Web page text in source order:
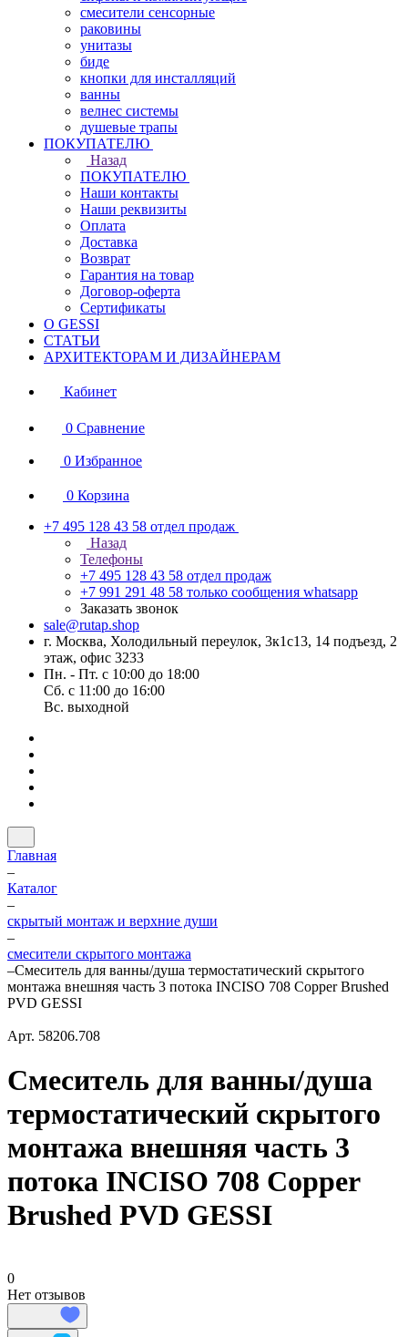
смесители сенсорные
раковины
унитазы
биде
кнопки для инсталляций
ванны
велнес системы
душевые трапы
ПОКУПАТЕЛЮ
Назад
ПОКУПАТЕЛЮ
Наши контакты
Наши реквизиты
Оплата
Доставка
Возврат
Гарантия на товар
Договор-оферта
Сертификаты
О GESSI
СТАТЬИ
АРХИТЕКТОРАМ И ДИЗАЙНЕРАМ
Кабинет
0 Сравнение
0 Избранное
0 Корзина
+7 495 128 43 58 отдел продаж
Назад
Телефоны
+7 495 128 43 58 отдел продаж
+7 991 291 48 58 только сообщения whatsapp
Заказать звонок
sale@rutap.shop
г. Москва, Холодильный переулок, 3к1с13, 14 подъезд, 2
этаж, офис 3233
Пн. - Пт. с 10:00 до 18:00
Сб. с 11:00 до 16:00
Вс. выходной
Главная
–
Каталог
–
скрытый монтаж и верхние души
–
смесители скрытого монтажа
–Смеситель для ванны/душа термостатический скрытого
монтажа внешняя часть 3 потока INCISO 708 Copper Brushed
PVD GESSI
Арт. 58206.708
Смеситель для ванны/душа
термостатический скрытого
монтажа внешняя часть 3
потока INCISO 708 Copper
Brushed PVD GESSI
0
Нет отзывов